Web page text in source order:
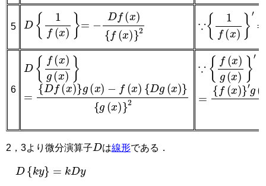
5 D{1f(x)} =−Df(x)
{f (x)}2
{1f(x)} =
6
D{f (x)g( x)
={ Df(x)}g(x)−f(x){Dg(x)}{g(x }2
{f (x)g( x
={ f(x)}′g(x)
2，3より微分演算子
D
は線形である．
D {k } Dy